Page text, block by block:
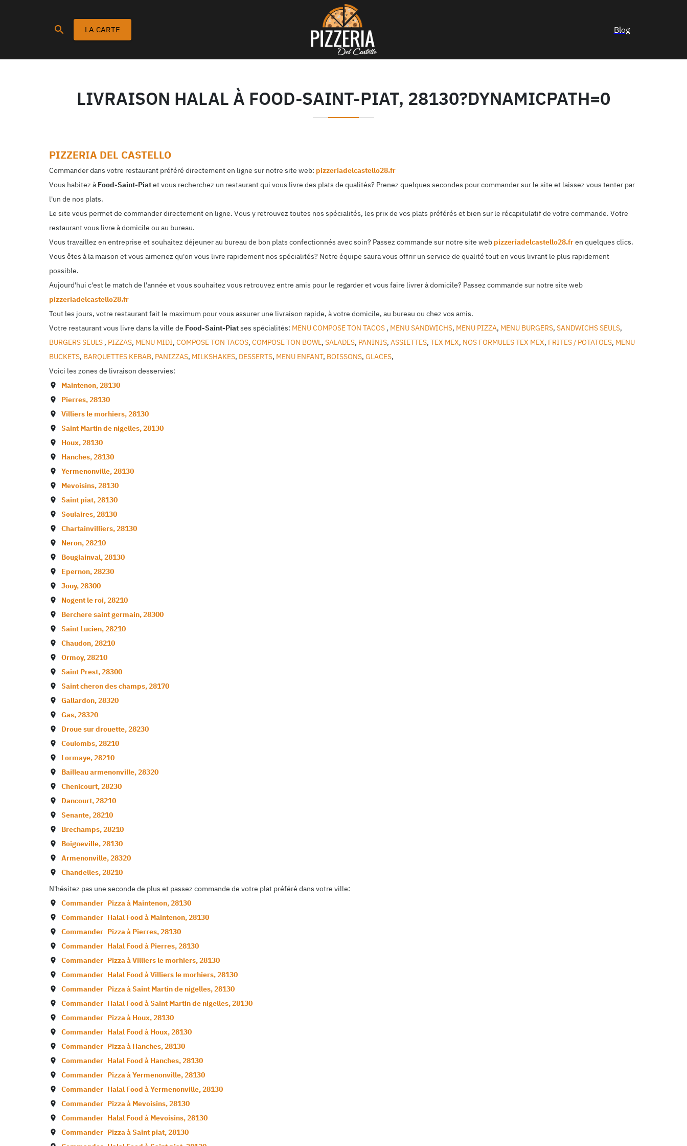
LA CARTE Blog
LIVRAISON HALAL À FOOD-SAINT-PIAT, 28130?DYNAMICPATH=0
PIZZERIA DEL CASTELLO
Commander dans votre restaurant préféré directement en ligne sur notre site web: pizzeriadelcastello28.fr
Vous habitez à Food-Saint-Piatet vous recherchez un restaurant qui vous livre des plats de qualités? Prenez quelques secondes pour commander sur le site et laissez vous tenter par
l'un de nos plats.
Le site vous permet de commander directement en ligne. Vous y retrouvez toutes nos spécialités, les prix de vos plats préférés et bien sur le récapitulatif de votre commande. Votre
restaurant vous livre à domicile ou au bureau.
Vous travaillez en entreprise et souhaitez déjeuner au bureau de bon plats confectionnés avec soin? Passez commande sur notre site web pizzeriadelcastello28.fren quelques clics.
Vous êtes à la maison et vous aimeriez qu'on vous livre rapidement nos spécialités? Notre équipe saura vous offrir un service de qualité tout en vous livrant le plus rapidement
possible.
Aujourd'hui c'est le match de l'année et vous souhaitez vous retrouvez entre amis pour le regarder et vous faire livrer à domicile? Passez commande sur notre site web
pizzeriadelcastello28.fr
Tout les jours, votre restaurant fait le maximum pour vous assurer une livraison rapide, à votre domicile, au bureau ou chez vos amis.
Votre restaurant vous livre dans la ville de Food-Saint-Piatses spécialités: MENU COMPOSE TON TACOS , MENU SANDWICHS, MENU PIZZA, MENU BURGERS, SANDWICHS SEULS,
BURGERS SEULS , PIZZAS, MENU MIDI, COMPOSE TON TACOS, COMPOSE TON BOWL, SALADES, PANINIS, ASSIETTES, TEX MEX, NOS FORMULES TEX MEX, FRITES / POTATOES, MENU
BUCKETS, BARQUETTES KEBAB, PANIZZAS, MILKSHAKES, DESSERTS, MENU ENFANT, BOISSONS, GLACES,
Voici les zones de livraison desservies:
Maintenon,28130
Pierres,28130
Villiers le morhiers,28130
Saint Martin de nigelles,28130
Houx,28130
Hanches,28130
Yermenonville,28130
Mevoisins,28130
Saint piat,28130
Soulaires,28130
Chartainvilliers,28130
Neron,28210
Bouglainval,28130
Epernon,28230
Jouy,28300
Nogent le roi,28210
Berchere saint germain,28300
Saint Lucien,28210
Chaudon,28210
Ormoy,28210
Saint Prest,28300
Saint cheron des champs,28170
Gallardon,28320
Gas,28320
Droue sur drouette,28230
Coulombs,28210
Lormaye,28210
Bailleau armenonville,28320
Chenicourt,28230
Dancourt,28210
Senante,28210
Brechamps,28210
Boigneville,28130
Armenonville,28320
Chandelles,28210
N'hésitez pas une seconde de plus et passez commande de votre plat préféré dans votre ville:
Commander Pizza à Maintenon,28130
Commander Halal Food à Maintenon,28130
Commander Pizza à Pierres,28130
Commander Halal Food à Pierres,28130
Commander Pizza àVilliers le morhiers,28130
Commander Halal Food àVilliers le morhiers,28130
Commander Pizza àSaint Martin de nigelles,28130
Commander Halal Food àSaint Martin de nigelles,28130
Commander Pizza à Houx,28130
Commander Halal Food à Houx,28130
Commander Pizza à Hanches,28130
Commander Halal Food à Hanches,28130
Commander Pizza àYermenonville,28130
Commander Halal Food àYermenonville,28130
Commander Pizza à Mevoisins,28130
Commander Halal Food à Mevoisins,28130
Commander Pizza àSaint piat,28130